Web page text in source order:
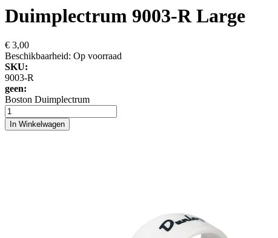
Duimplectrum 9003-R Large
€ 3,00
Beschikbaarheid: Op voorraad
SKU:
9003-R
geen:
Boston Duimplectrum
In Winkelwagen